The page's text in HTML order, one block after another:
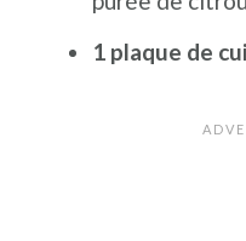
1 plaque de